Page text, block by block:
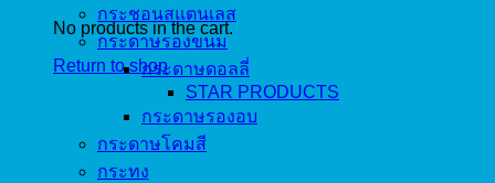
No products in the cart.
Return to shop
กระชอนสแตนเลส
กระดาษรองขนม
กระดาษดอลลี่
STAR PRODUCTS
กระดาษรองอบ
กระดาษโคมสี
กระทง